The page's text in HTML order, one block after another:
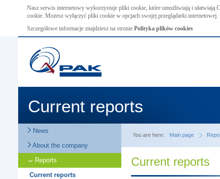
Nasz serwis internetowy wykorzystuje pliki cookie, które umożliwiają i ułatwiają
cookie. Możesz wyłączyć pliki cookie w opcjach swojej przeglądarki internetowej.
Szczegółowe informacje znajdziesz na stronie Polityka plików cookies
Current reports
News
About the company
Reports
Current reports
You are here: Main page
Current reports